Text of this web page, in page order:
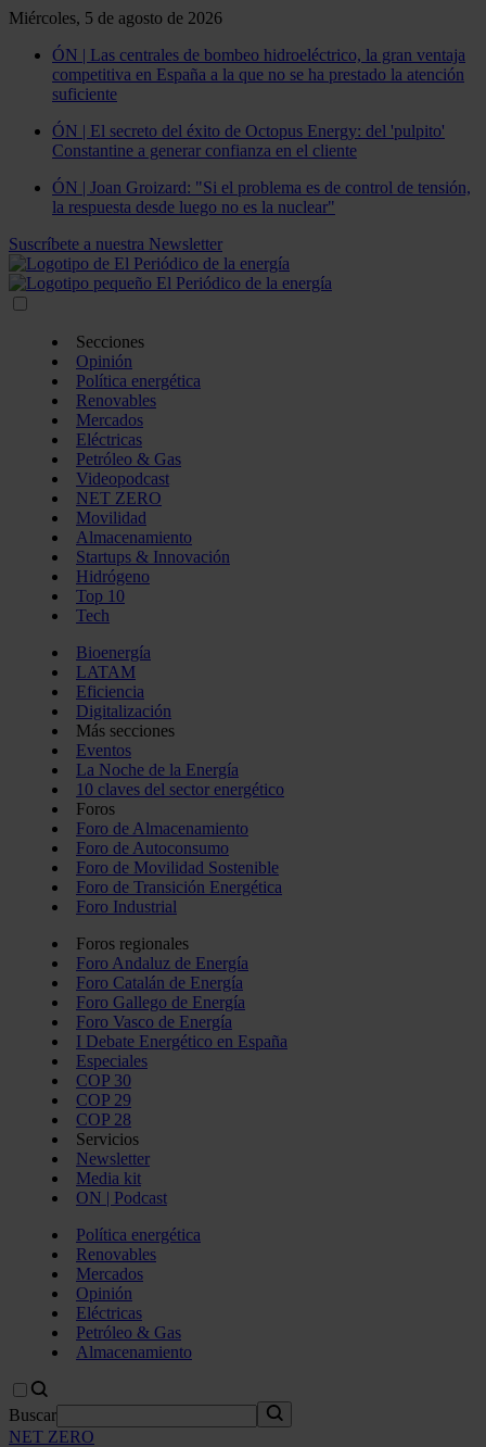
Miércoles, 5 de agosto de 2026
ÓN | Las centrales de bombeo hidroeléctrico, la gran ventaja
competitiva en España a la que no se ha prestado la atención
suficiente
ÓN | El secreto del éxito de Octopus Energy: del 'pulpito'
Constantine a generar confianza en el cliente
ÓN | Joan Groizard: "Si el problema es de control de tensión,
la respuesta desde luego no es la nuclear"
Suscríbete a nuestra Newsletter
Secciones
Opinión
Política energética
Renovables
Mercados
Eléctricas
Petróleo & Gas
Videopodcast
NET ZERO
Movilidad
Almacenamiento
Startups & Innovación
Hidrógeno
Top 10
Tech
Bioenergía
LATAM
Eficiencia
Digitalización
Más secciones
Eventos
La Noche de la Energía
10 claves del sector energético
Foros
Foro de Almacenamiento
Foro de Autoconsumo
Foro de Movilidad Sostenible
Foro de Transición Energética
Foro Industrial
Foros regionales
Foro Andaluz de Energía
Foro Catalán de Energía
Foro Gallego de Energía
Foro Vasco de Energía
I Debate Energético en España
Especiales
COP 30
COP 29
COP 28
Servicios
Newsletter
Media kit
ON | Podcast
Política energética
Renovables
Mercados
Opinión
Eléctricas
Petróleo & Gas
Almacenamiento
Buscar
NET ZERO